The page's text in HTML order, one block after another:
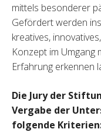
mittels besonderer
Gefördert werden
kreatives,
Konzept im
Erfahrung erkennen
Die Jury der
Vergabe der
folgende